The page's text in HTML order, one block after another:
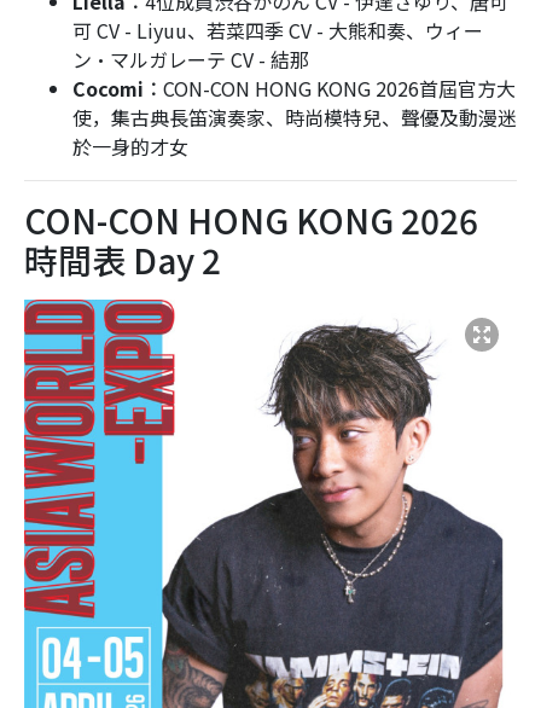
可 CV - Liyuu、若菜四季 CV - 大熊和奏、ウィー
ン・マルガレーテ CV - 結那
Cocomi︰ CON-CON HONG KONG 2026首屆官方大
使，集古典長笛演奏家、時尚模特兒、聲優及動漫迷
於一身的才女
CON-CON HONG KONG 2026
時間表 Day 2